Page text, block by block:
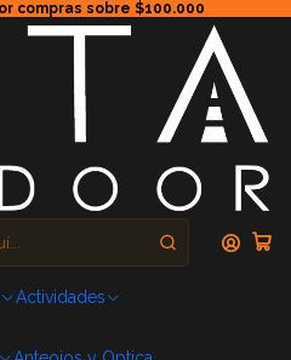
compras sobre $100.000
Actividades